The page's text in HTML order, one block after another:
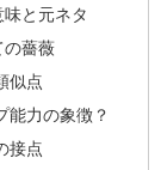
と元ネタ
の薔薇
似点
能力の象徴？
接点